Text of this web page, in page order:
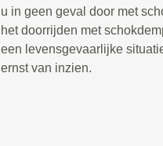
u in geen geval door met
het doorrijden met
een levensgevaarlijke
ernst van inzien.